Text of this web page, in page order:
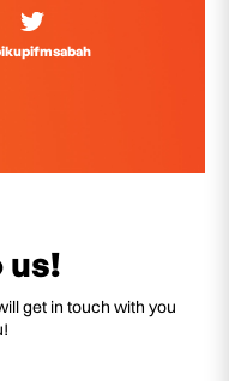
us!
get in touch with you